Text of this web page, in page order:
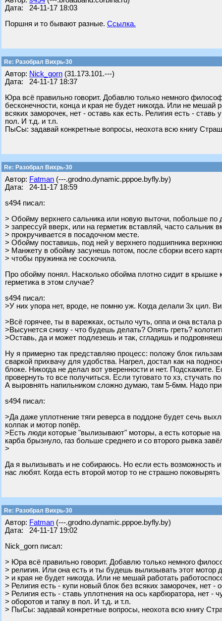
Дата: 24-11-17 18:03
Поршня и то бывают разные. Ссылка.
Re: Разобрал Вихрь-30
Автор: Nick_gorn (31.173.101.---)
Дата: 24-11-17 18:37
Юра всё правильно говорит. Добавлю только немного
бесконечности, конца и края не будет никогда. Или не мешай
всяких заморочек, нет - оставь как есть. Религия есть -
пол. И т.д. и т.п.
ПыСы: задавай конкретные вопросы, неохота всю книгу
Re: Разобрал Вихрь-30
Автор: Fatman (---.grodno.dynamic.pppoe.byfly.by)
Дата: 24-11-17 18:59
s494 писал:
> Обойму верхнего сальника или новую выточи, побольше по
> запрессуй вверх, или на герметик вставляй, часто сальник
> прокручивается в посадочном месте.
> Обойму поставишь, под ней у верхнего подшипника
> Манжету в обойму засунешь потом, после сборки всего
> чтобы пружинка не соскочила.
Про обойму понял. Насколько обойма плотно сидит в крышке
герметика в этом случае?
s494 писал:
>У них упора нет, вроде, не помню уж. Когда делали 3х цил.
>Всё горячее, ты в варежках, остыло чуть, оппа и она встала
>Высунется снизу - что будешь делать? Опять греть?
>Оставь, да и может подлезешь и так, сгладишь и
Ну я примерно так представляю процесс: положу блок
сваркой прихвачу для удобства. Нагрел, достал как на
блоке. Никогда не делал вот уверенности и нет.
провернуть то все получиться. Если туговато то хз, стучать
А выровнять напильником сложно думаю, там 5-6мм. Надо
s494 писал:
>Да даже уплотнение тяги реверса в поддоне будет сечь
колпак и мотор попёр.
>Есть люди которые "вылизывают" моторы, а есть которые
карба брызнуло, газ больше среднего и со второго рывка
>
Да я вылизывать и не собираюсь. Но если есть возможность
нас любят. Когда есть второй мотор то не страшно
Re: Разобрал Вихрь-30
Автор: Fatman (---.grodno.dynamic.pppoe.byfly.by)
Дата: 24-11-17 19:02
Nick_gorn писал:
> Юра всё правильно говорит. Добавлю только немного
> религия. Или она есть и ты будешь вылизывать этот мотор
> и края не будет никогда. Или не мешай работать
> Религия есть - купи новый блок без всяких заморочек, нет -
> Религия есть - ставь уплотнения на ось карбюратора, нет -
> оборотов и тапку в пол. И т.д. и т.п.
> ПыСы: задавай конкретные вопросы, неохота всю книгу